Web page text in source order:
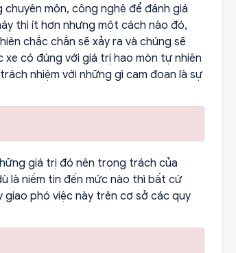
môn, công nghệ để đánh giá
thì ít hơn nhưng một cách nào đó,
chắc chắn sẽ xảy ra và chúng sẽ
có đúng với giá trị hao mòn tự nhiên
nhiệm với những gì cam đoan là sự
giá trị đó nên trọng trách của
là niềm tin đến mức nào thì bất cứ
giao phó việc này trên cơ sở các quy